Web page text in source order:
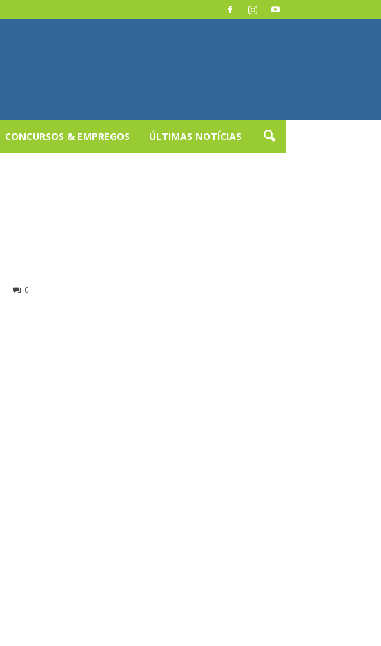
CONCURSOS & EMPREGOS ÚLTIMAS NOTÍCIAS
0